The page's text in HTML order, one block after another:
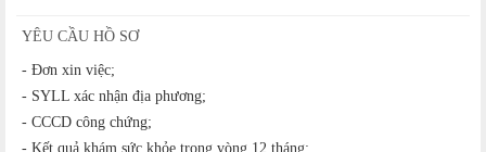
YÊU CẦU HỒ SƠ
- Đơn xin việc;
- SYLL xác nhận địa phương;
- CCCD công chứng;
- Kết quả khám sức khỏe trong vòng 12 tháng;